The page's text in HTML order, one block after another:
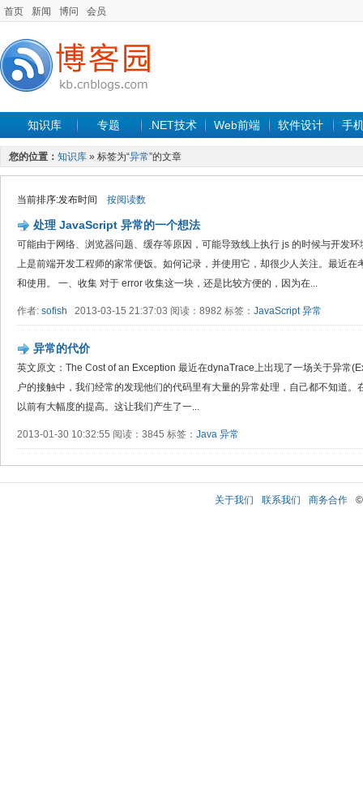
首页 新闻 博问 会员
知识库 专题 .NET技术 Web前端 软件设计 手
您的位置： 知识库 » 标签为“异常”的文章
当前排序:发布时间 按阅读数
处理 JavaScript 异常的一个想法
可能由于网络、浏览器问题、缓存等原因，可能导致线上执行 js 的时候与开发
上是前端开发工程师的家常便饭。如何记录，并使用它，却很少人关注。最近
和使用。 一、收集 对于 error 收集这一块，还是比较方便的，因为在...
作者: sofish 2013-03-15 21:37:03 阅读：8982 标签： JavaScript 异常
异常的代价
英文原文：The Cost of an Exception 最近在dynaTrace上出现了一场关于异常
户的接触中，我们经常的发现他们的代码里有大量的异常处理，自己都不知道
以前有大幅度的提高。这让我们产生了一...
2013-01-30 10:32:55 阅读：3845 标签： Java 异常
关于我们 联系我们 商务合作